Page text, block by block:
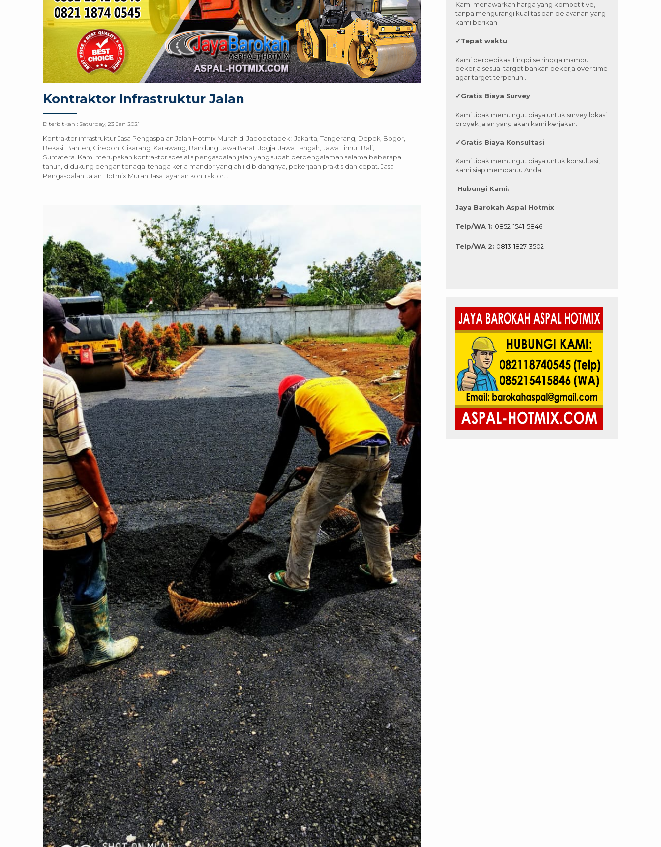
Kontraktor Infrastruktur Jalan
Diterbitkan : Saturday, 23 Jan 2021
Kontraktor infrastruktur Jasa Pengaspalan Jalan Hotmix Murah di Jabodetabek : Jakarta, Tangerang, Depok, Bogor,
Bekasi, Banten, Cirebon, Cikarang, Karawang, Bandung Jawa Barat, Jogja, Jawa Tengah, Jawa Timur, Bali,
Sumatera. Kami merupakan kontraktor spesialis pengaspalan jalan yang sudah berpengalaman selama beberapa
tahun, didukung dengan tenaga-tenaga kerja mandor yang ahli dibidangnya, pekerjaan praktis dan cepat. Jasa
Pengaspalan Jalan Hotmix Murah Jasa layanan kontraktor...
Kami menawarkan harga yang kompetitive,
tanpa mengurangi kualitas dan pelayanan yang
kami berikan.
✓Tepat waktu
Kami berdedikasi tinggi sehingga mampu
bekerja sesuai target bahkan bekerja over time
agar target terpenuhi.
✓Gratis Biaya Survey
Kami tidak memungut biaya untuk survey lokasi
proyek jalan yang akan kami kerjakan.
✓Gratis Biaya Konsultasi
Kami tidak memungut biaya untuk konsultasi,
kami siap membantu Anda.
Hubungi Kami:
Jaya Barokah Aspal Hotmix
Telp/WA 1: 0852-1541-5846
Telp/WA 2: 0813-1827-3502